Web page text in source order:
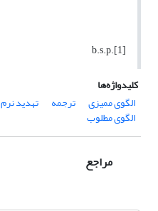
[1].b.s.p
کلیدواژه‌ها
الگوی ممیزی
ترجمه تهدید نرم
الگوی مطلوب
مراجع